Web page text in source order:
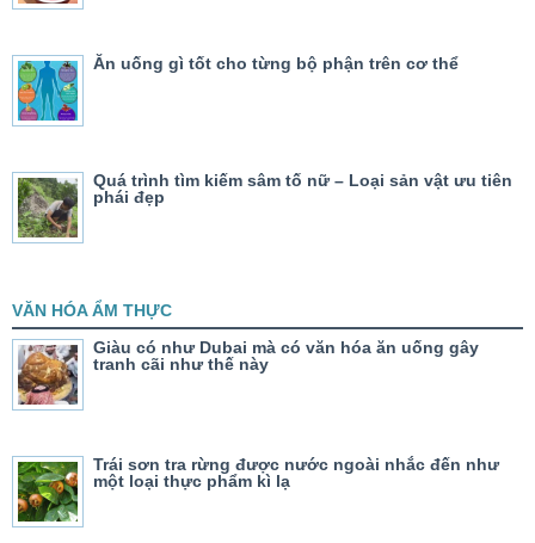
Ăn uống gì tốt cho từng bộ phận trên cơ thể
Quá trình tìm kiếm sâm tố nữ – Loại sản vật ưu tiên
phái đẹp
VĂN HÓA ẨM THỰC
Giàu có như Dubai mà có văn hóa ăn uống gây
tranh cãi như thế này
Trái sơn tra rừng được nước ngoài nhắc đến như
một loại thực phẩm kì lạ